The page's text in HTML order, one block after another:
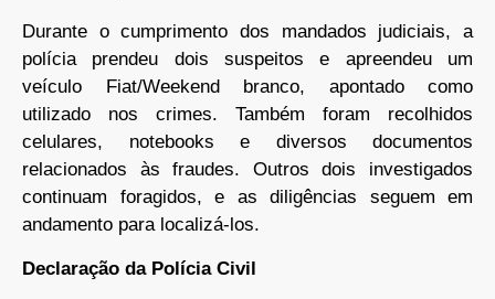
Durante o cumprimento dos mandados judiciais, a
polícia prendeu dois suspeitos e apreendeu um
veículo Fiat/Weekend branco, apontado como
utilizado nos crimes. Também foram recolhidos
celulares, notebooks e diversos documentos
relacionados às fraudes. Outros dois investigados
continuam foragidos, e as diligências seguem em
andamento para localizá-los.
Declaração da Polícia Civil